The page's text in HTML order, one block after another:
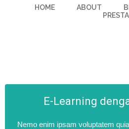
HOME ABOUT
E-Learning
Nemo enim ipsam voluptatem